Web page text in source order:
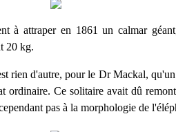
à attraper en 1861 un calmar
20 kg.
rien d'autre, pour le Dr Mackal,
ordinaire. Ce solitaire avait dû
pas à la morphologie de